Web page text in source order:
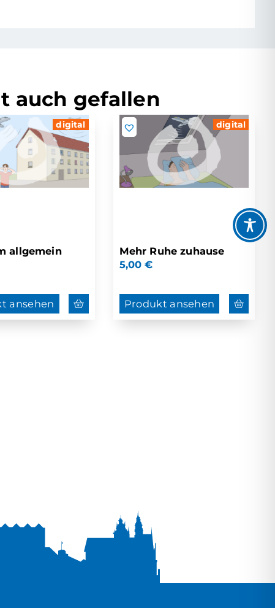
auch gefallen
digital
allgemein
ansehen
digital
Mehr Ruhe zuhause
5,00€
Produkt ansehen